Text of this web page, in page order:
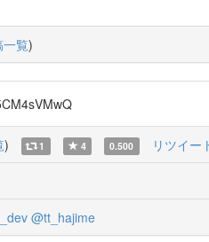
一覧)
) 1 4 0.500 リツイー
@tt_hajime